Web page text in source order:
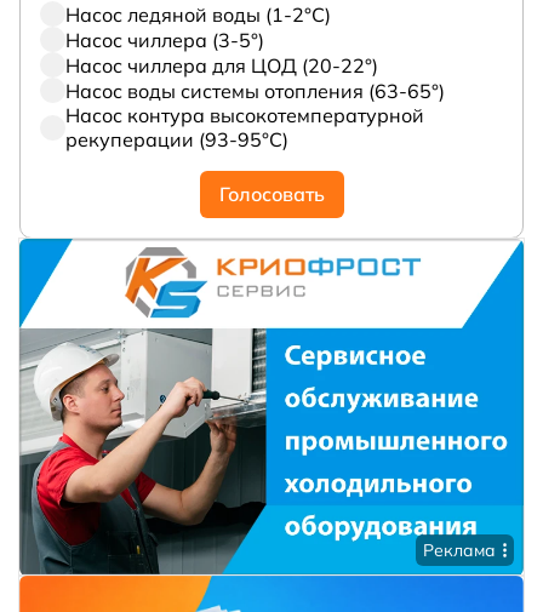
Насос ледяной воды (1-2°С)
Насос чиллера (3-5°)
Насос чиллера для ЦОД (20-22°)
Насос воды системы отопления (63-65°)
Насос контура высокотемпературной
рекуперации (93-95°С)
Голосовать
Реклама